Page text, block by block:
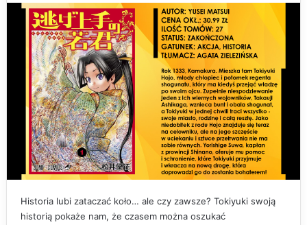
Historia lubi zataczać koło… ale czy zawsze? Tokiyuki swoją
historią pokaże nam, że czasem można oszukać